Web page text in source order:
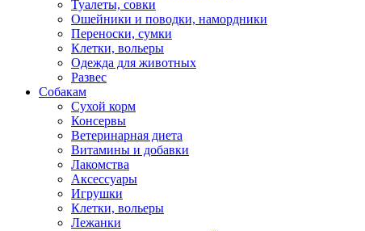
Туалеты, совки
Ошейники и поводки, намордники
Переноски, сумки
Клетки, вольеры
Одежда для животных
Развес
Собакам
Сухой корм
Консервы
Ветеринарная диета
Витамины и добавки
Лакомства
Аксессуары
Игрушки
Клетки, вольеры
Лежанки